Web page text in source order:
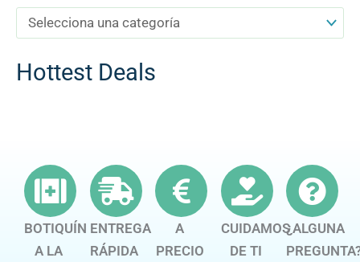
Hottest Deals
BOTIQUÍN
A LA
ENTREGA
RÁPIDA
A
PRECIO
CUIDAMOS
DE TI
¿ALGUNA